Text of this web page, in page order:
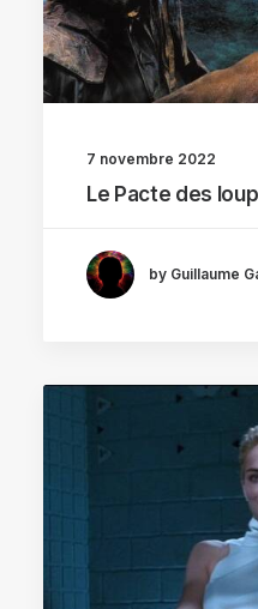
7 novembre 2022
Le Pacte des
by Guillaume